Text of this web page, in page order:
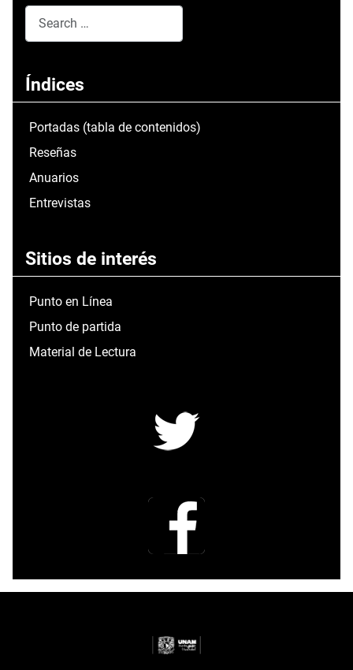
Índices
Portadas (tabla de contenidos)
Reseñas
Anuarios
Entrevistas
Sitios de interés
Punto en Línea
Punto de partida
Material de Lectura